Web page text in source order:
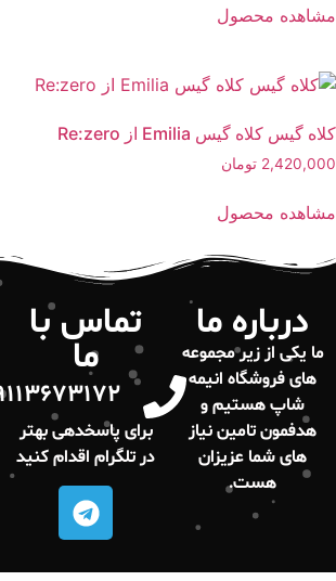
مشاهده محصول
کلاه گیس کلاه گیس Emilia از Re:zero
2,420,000 تومان
مشاهده محصول
درباره ما
ما یکی از زیر مجموعه
های فروشگاه انیمه
شاپ هستیم و
هدفمون تامین نیاز
های شما عزیزان
هست.
تماس با
ما
برای پاسخدهی بهتر
در تلگرام اقدام کنید